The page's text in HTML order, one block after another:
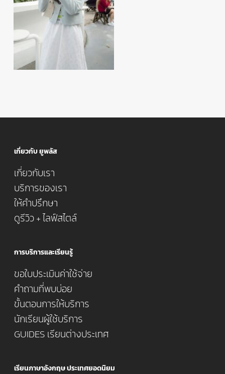
เกี่ยวกับ ยูพลัส
เกี่ยวกับเรา
บริการของเรา
ให้คำปรึกษา
ดูรีวิว + ไลฟ์สไตล์
การบริการและเรียนรู้
ขอใบประเมินค่าใช้จ่าย
คำถามที่พบบ่อย
ขั้นตอนการให้บริการ
นักเรียนผู้ใช้บริการ
GUIDES เรียนต่างประเทศ
เรียนภาษาอังกฤษ ประเทศยอดนิยม